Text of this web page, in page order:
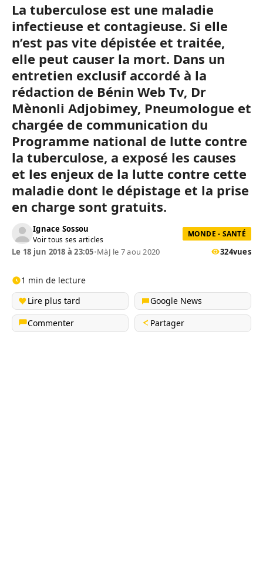
La tuberculose est une maladie
infectieuse et contagieuse. Si elle
n’est pas vite dépistée et traitée,
elle peut causer la mort. Dans un
entretien exclusif accordé à la
rédaction de Bénin Web Tv, Dr
Mènonli Adjobimey, Pneumologue et
chargée de communication du
Programme national de lutte contre
la tuberculose, a exposé les causes
et les enjeux de la lutte contre cette
maladie dont le dépistage et la prise
en charge sont gratuits.
Ignace Sossou
Voir tous ses articles
MONDE - SANTÉ
Le 18 jun 2018 à 23:05•MàJ le 7 aou 2020 324vues
1 min de lecture
Lire plus tard
Google News
Commenter
Partager